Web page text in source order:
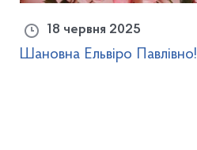
18 червня 2025
Шановна Ельвіро Павлівно!